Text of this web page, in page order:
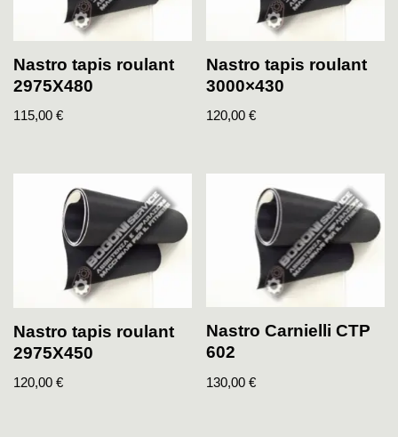
Nastro tapis roulant
2975X480
115,00 €
Nastro tapis roulant
3000×430
120,00€
Nastro tapis roulant
2975X450
120,00 €
Nastro Carnielli CTP
602
130,00€